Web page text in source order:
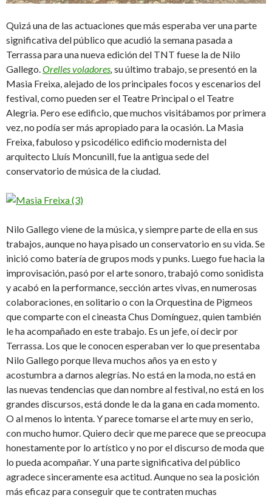
Quizá una de las actuaciones que más esperaba ver una parte
significativa del público que acudió la semana pasada a
Terrassa para una nueva edición del TNT fuese la de Nilo
Gallego.Orelles voladores, su último trabajo, se presentó en la
Masia Freixa, alejado de los principales focos y escenarios del
festival, como pueden ser el Teatre Principal o el Teatre
Alegria. Pero ese edificio, que muchos visitábamos por primera
vez, no podía ser más apropiado para la ocasión. La Masia
Freixa, fabuloso y psicodélico edificio modernista del
arquitecto Lluís Moncunill, fue la antigua sede del
conservatorio de música de la ciudad.
Nilo Gallego viene de la música, y siempre parte de ella en sus
trabajos, aunque no haya pisado un conservatorio en su vida. Se
inició como batería de grupos mods y punks. Luego fue hacia la
improvisación, pasó por el arte sonoro, trabajó como sonidista
y acabó en la performance, sección artes vivas, en numerosas
colaboraciones, en solitario o con la Orquestina de Pigmeos
que comparte con el cineasta Chus Domínguez, quien también
le ha acompañado en este trabajo. Es un jefe, oí decir por
Terrassa. Los que le conocen esperaban ver lo que presentaba
Nilo Gallego porque lleva muchos años ya en esto y
acostumbra a darnos alegrías. No está en la moda, no está en
las nuevas tendencias que dan nombre al festival, no está en los
grandes discursos, está donde le da la gana en cada momento.
O al menos lo intenta. Y parece tomarse el arte muy en serio,
con mucho humor. Quiero decir que me parece que se preocupa
honestamente por lo artístico y no por el discurso de moda que
lo pueda acompañar. Y una parte significativa del público
agradece sinceramente esa actitud. Aunque no sea la posición
más eficaz para conseguir que te contraten muchas